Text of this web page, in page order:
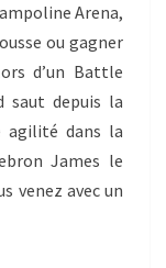
Arena,
ou gagner
d’un Battle
saut depuis la
agilité dans la
James le
venez avec un